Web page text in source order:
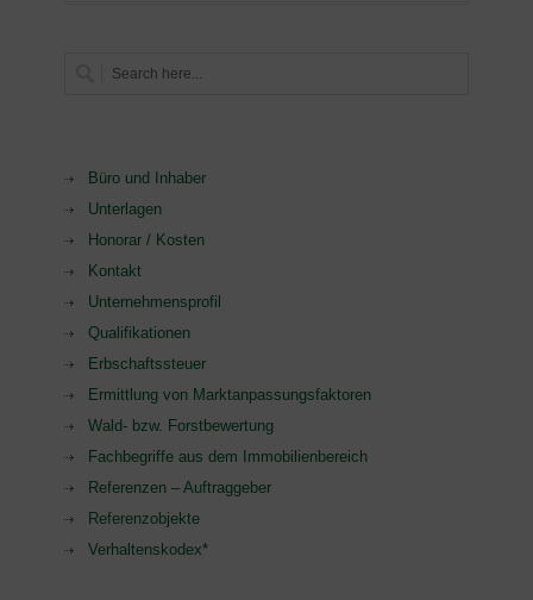
Büro und Inhaber
Unterlagen
Honorar / Kosten
Kontakt
Unternehmensprofil
Qualifikationen
Erbschaftssteuer
Ermittlung von Marktanpassungsfaktoren
Wald- bzw. Forstbewertung
Fachbegriffe aus dem Immobilienbereich
Referenzen – Auftraggeber
Referenzobjekte
Verhaltenskodex*